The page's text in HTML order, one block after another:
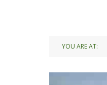
YOU ARE AT: